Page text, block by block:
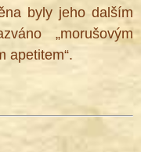
byly jeho dalším
„morušovým
apetitem“.